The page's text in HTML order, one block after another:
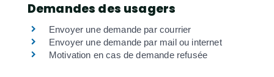
Demandes des usagers
Envoyer une demande par courrier
Envoyer une demande par mail ou internet
Motivation en cas de demande refusée